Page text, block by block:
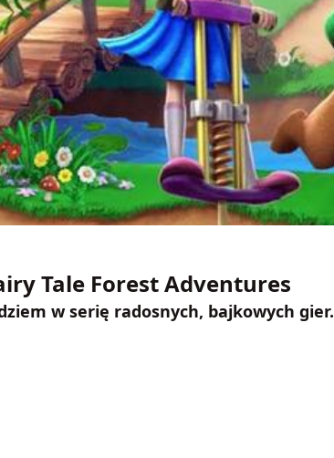
Tale Forest Adventures
w serię radosnych, bajkowych gier.